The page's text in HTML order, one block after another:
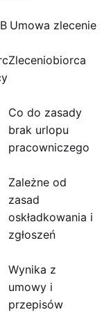
Umowa zlecenie
Zleceniobiorca
Co do zasady
brak urlopu
pracowniczego
Zależne od
zasad
oskładkowania i
zgłoszeń
Wynika z
umowy i
przepisów